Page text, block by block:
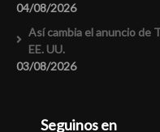
04/08/2026
Así cambia el anuncio de
EE. UU.
03/08/2026
Seguinos en